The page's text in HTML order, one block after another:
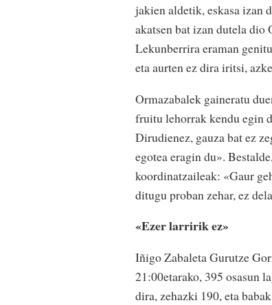
jakien aldetik, eskasa izan
akatsen bat izan dutela dio
Lekunberrira eraman
eta aurten ez dira iritsi,
Ormazabalek gaineratu
fruitu lehorrak kendu egin
Dirudienez, gauza bat ez
egotea eragin du».
koordinatzaileak: «Gaur
ditugu proban zehar, ez
«Ezer larririk ez»
Iñigo Zabaleta Gurutze
21:00etarako, 395 osasun
dira, zehazki 190, eta